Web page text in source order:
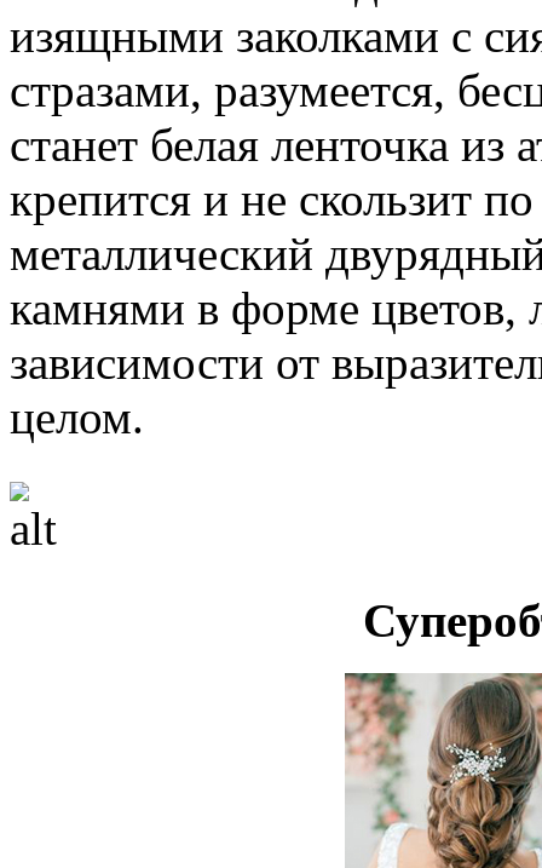
изящными заколками с
стразами, разумеется,
станет белая ленточка из
крепится и не скользит
металлический
камнями в форме цветов,
зависимости от
целом.